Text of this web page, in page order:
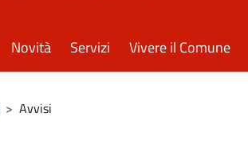
Novità Servizi Vivere il Comune
> Avvisi